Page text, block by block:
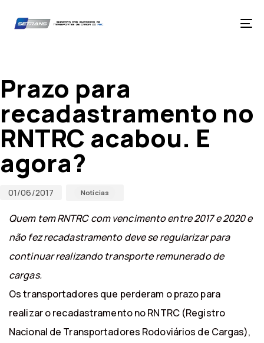
primary
Prazo para
recadastramento no
RNTRC acabou. E
agora?
01/06/2017 Notícias
Quem tem RNTRC com vencimento entre 2017 e 2020 e
não fez recadastramento deve se regularizar para
continuar realizando transporte remunerado de
cargas.
Os transportadores que perderam o prazo para
realizar o recadastramento no RNTRC (Registro
Nacional de Transportadores Rodoviários de Cargas),